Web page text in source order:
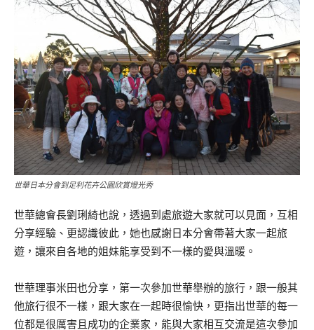
世華日本分會到足利花卉公園欣賞燈光秀
世華總會長劉琍綺也說，透過到處旅遊大家就可以見面，互相
分享經驗、更認識彼此，她也感謝日本分會帶著大家一起旅
遊，讓來自各地的姐妹能享受到不一樣的愛與溫暖。
世華理事米田也分享，第一次參加世華舉辦的旅行，跟一般其
他旅行很不一樣，跟大家在一起時很愉快，更指出世華的每一
位都是很厲害且成功的企業家，能與大家相互交流是這次參加